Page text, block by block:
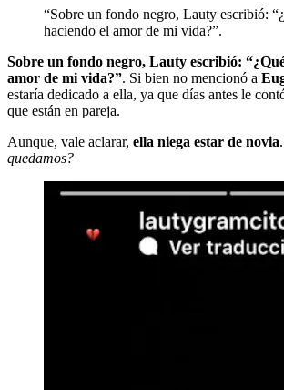
“Sobre un fondo negro, Lauty escribió:
haciendo el amor de mi vida?”.
Sobre un fondo negro, Lauty escribió:
amor de mi vida?”. Si bien no mencionó a
estaría dedicado a ella, ya que días antes le
que están en pareja.
Aunque, vale aclarar, ella niega estar de novia.
quedamos?